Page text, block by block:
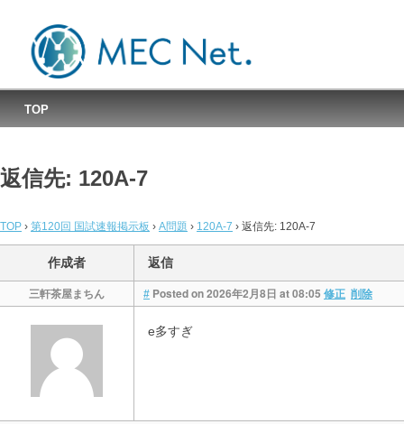
MEC国試速報掲示板
TOP
返信先: 120A-7
TOP › 第120回 国試速報掲示板 › A問題 › 120A-7 › 返信先: 120A-7
作成者 返信
三軒茶屋まちん # Posted on 2026年2月8日 at 08:05 修正 削除
e多すぎ